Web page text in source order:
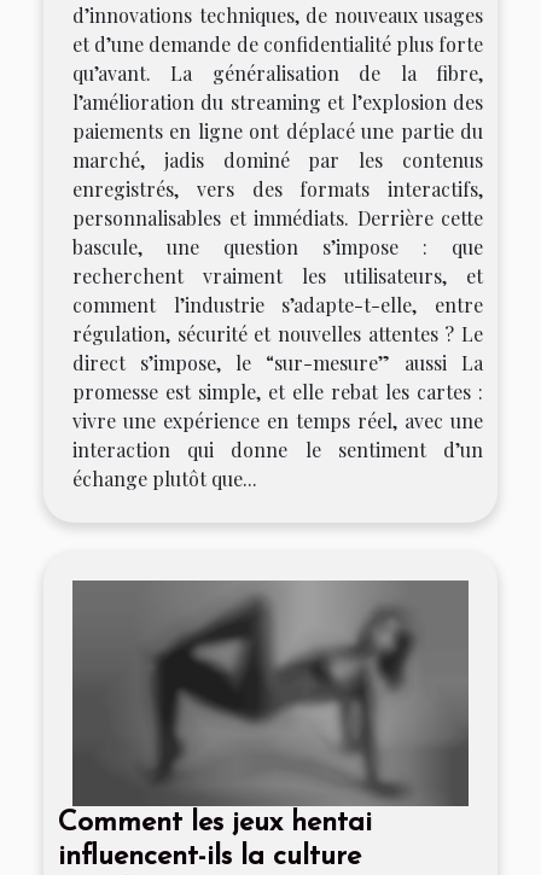
d’innovations techniques, de nouveaux usages
et d’une demande de confidentialité plus forte
qu’avant. La généralisation de la fibre,
l’amélioration du streaming et l’explosion des
paiements en ligne ont déplacé une partie du
marché, jadis dominé par les contenus
enregistrés, vers des formats interactifs,
personnalisables et immédiats. Derrière cette
bascule, une question s’impose : que
recherchent vraiment les utilisateurs, et
comment l’industrie s’adapte-t-elle, entre
régulation, sécurité et nouvelles attentes ? Le
direct s’impose, le “sur-mesure” aussi La
promesse est simple, et elle rebat les cartes :
vivre une expérience en temps réel, avec une
interaction qui donne le sentiment d’un
échange plutôt que...
Comment les jeux hentai
influencent-ils la culture